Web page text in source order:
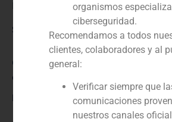
Servicio / Sector
Corporate Finance
de Comunicación y Tecnología)
Descripción
organismos
ciberseguridad.
Recomendamos a todos
clientes, colaboradores y al
general:
Verificar siempre que
comunicaciones
nuestros canales